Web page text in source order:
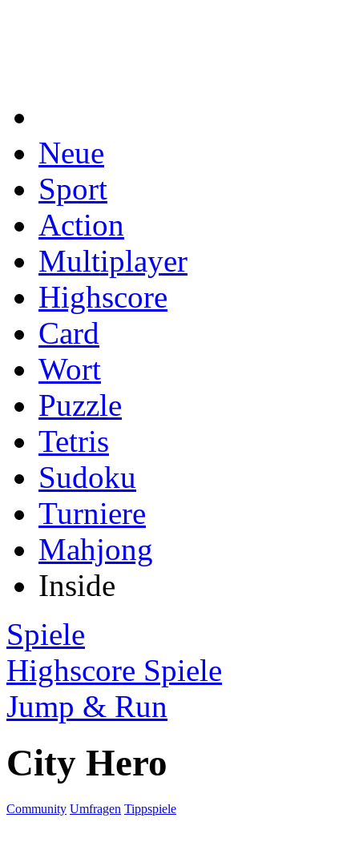
Neue
Sport
Action
Multiplayer
Highscore
Card
Wort
Puzzle
Tetris
Sudoku
Turniere
Mahjong
Inside
Spiele
Highscore Spiele
Jump & Run
City Hero
Community Umfragen Tippspiele